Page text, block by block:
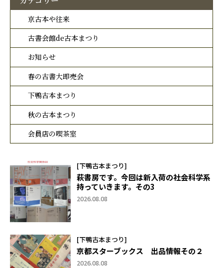
京古本や往来
古書会館de古本まつり
お知らせ
春の古書大即売会
下鴨古本まつり
秋の古本まつり
会員店の喫茶室
[下鴨古本まつり]
萩書房です。今回は新入荷の社会科学系
持っていきます。その3
2026.08.08
[下鴨古本まつり]
京都スターブックス 出品情報その２
2026.08.08